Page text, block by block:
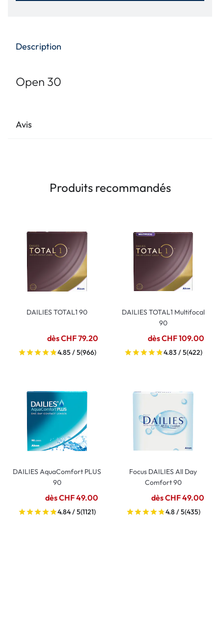
Description
Open 30
Avis
Produits recommandés
DAILIES TOTAL1 90
dès CHF 79.20
4.85 / 5(966)
DAILIES TOTAL1 Multifocal
90
dès CHF 109.00
4.83 / 5(422)
DAILIES AquaComfort PLUS
90
dès CHF 49.00
4.84 / 5(1121)
Focus DAILIES All Day
Comfort 90
dès CHF 49.00
4.8 / 5(435)